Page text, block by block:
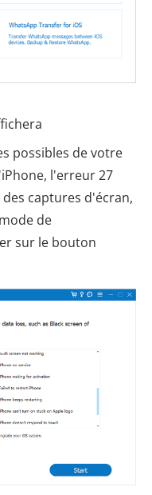
possibles de votre
l'erreur 27
captures d'écran,
de
sur le bouton